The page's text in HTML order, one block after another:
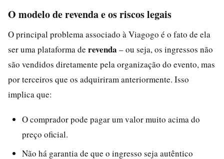
O modelo de revenda e os riscos legais
O principal problema associado à Viagogo é o fato de ela
ser uma plataforma de revenda – ou seja, os ingressos não
são vendidos diretamente pela organização do evento, mas
por terceiros que os adquiriram anteriormente. Isso
implica que:
O comprador pode pagar um valor muito acima do
preço oficial.
Não há garantia de que o ingresso seja autêntico